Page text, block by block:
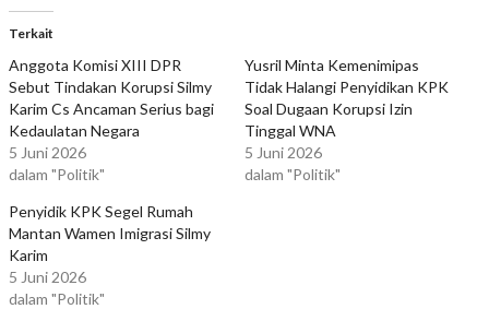
Terkait
Anggota Komisi XIII DPR
Sebut Tindakan Korupsi Silmy
Karim Cs Ancaman Serius bagi
Kedaulatan Negara
5 Juni 2026
dalam "Politik"
Yusril Minta Kemenimipas
Tidak Halangi Penyidikan KPK
Soal Dugaan Korupsi Izin
Tinggal WNA
5 Juni 2026
dalam "Politik"
Penyidik KPK Segel Rumah
Mantan Wamen Imigrasi Silmy
Karim
5 Juni 2026
dalam "Politik"